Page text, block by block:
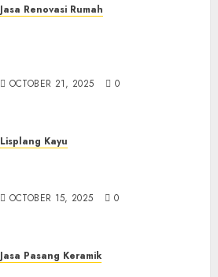
Jasa Renovasi Rumah
OCTOBER 21, 2025 0
Lisplang Kayu
OCTOBER 15, 2025 0
Jasa Pasang Keramik